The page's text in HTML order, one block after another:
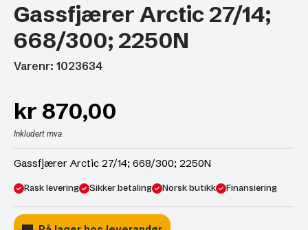
Gassfjærer Arctic 27/14;
668/300; 2250N
Varenr: 1023634
kr 870,00
Inkludert mva.
Gassfjærer Arctic 27/14; 668/300; 2250N
Rask levering Sikker betaling Norsk butikk Finansiering